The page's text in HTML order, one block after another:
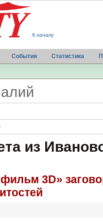
К началу
События Статистика
из
3D»